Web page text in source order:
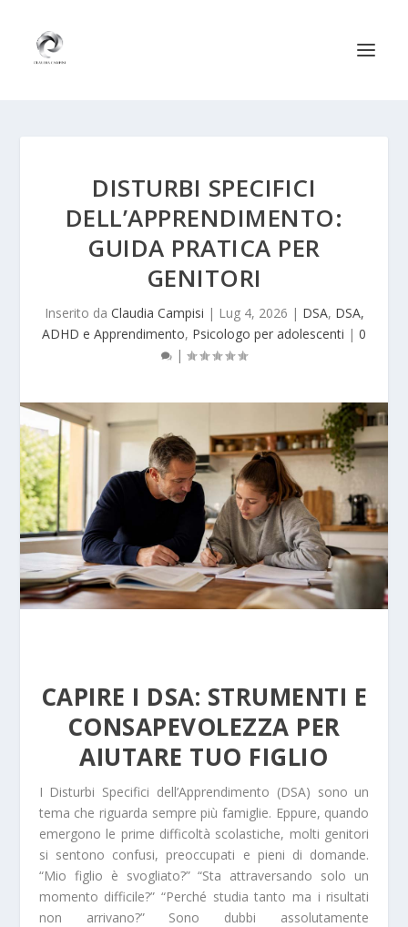
DISTURBI SPECIFICI
DELL’APPRENDIMENTO:
GUIDA PRATICA PER
GENITORI
Inserito da Claudia Campisi | Lug 4, 2026 | DSA, DSA,
ADHD e Apprendimento, Psicologo per adolescenti | 0
|
CAPIRE I DSA: STRUMENTI E
CONSAPEVOLEZZA PER
AIUTARE TUO FIGLIO
I Disturbi Specifici dell’Apprendimento (DSA) sono un
tema che riguarda sempre più famiglie. Eppure, quando
emergono le prime difficoltà scolastiche, molti genitori
si sentono confusi, preoccupati e pieni di domande.
“Mio figlio è svogliato?” “Sta attraversando solo un
momento difficile?” “Perché studia tanto ma i risultati
non arrivano?” Sono dubbi assolutamente